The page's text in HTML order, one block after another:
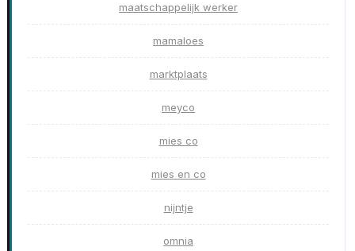
maatschappelijk werker
mamaloes
marktplaats
meyco
mies co
mies en co
nijntje
omnia